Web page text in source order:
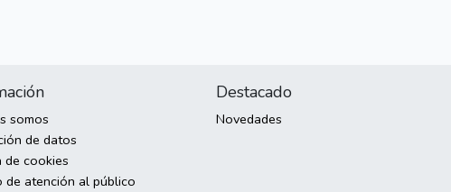
somos
de datos
de cookies
de atención al público
Destacado
Novedades